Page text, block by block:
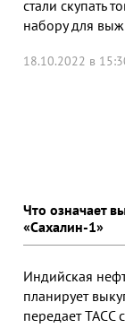
стали скупать
набору для
18.10.2022 в
Что означает
«Сахалин-1»
Индийская
планирует
передает ТАСС